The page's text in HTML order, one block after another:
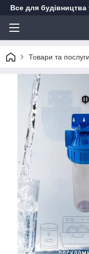
Все для
Товари та послуги